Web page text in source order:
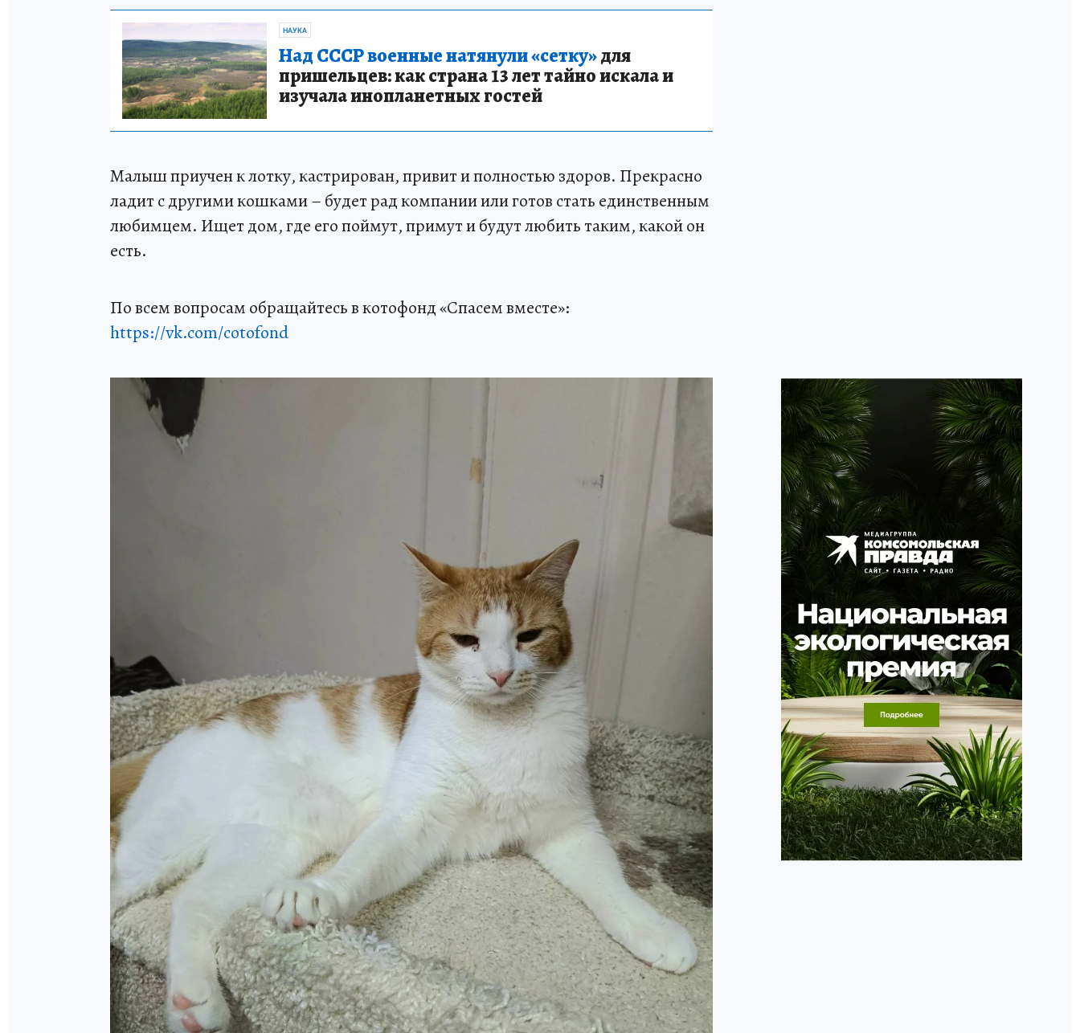
НАУКА
Над СССР военные натянули «сетку»для
пришельцев: как страна 13 лет тайно искала и
изучала инопланетных гостей
Малыш приучен к лотку, кастрирован, привит и полностью здоров. Прекрасно
ладит с другими кошками – будет рад компании или готов стать единственным
любимцем. Ищет дом, где его поймут, примут и будут любить таким, какой он
есть.
По всем вопросам обращайтесь в котофонд «Спасем вместе»:
https://vk.com/cotofond